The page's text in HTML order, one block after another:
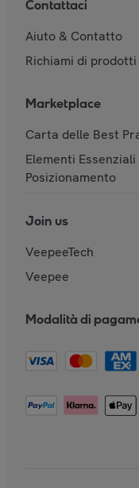
Contattaci
Aiuto & Contatto
Richiami di prodotti
Marketplace
Carta delle Best
Elementi
Posizionamento
Join us
VeepeeTech
Veepee
Modalità di